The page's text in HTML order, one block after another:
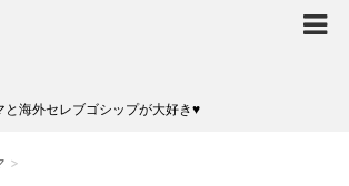
と海外セレブゴシップが大好き♥
>